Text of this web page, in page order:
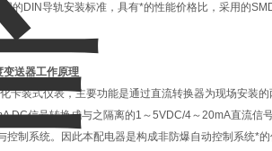
的DIN导轨安装标准，具有*的性能价格比，采用的
变送器工作原理
卡装式仪表，主要功能是通过直流转换器为现场安装
DC信号转换成与之隔离的1～5VDC/4～20mA直流信
制系统。因此本配电器是构成非防爆自动控制系统*的